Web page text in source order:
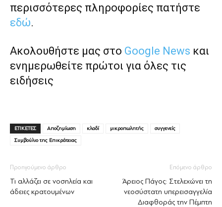
περισσότερες πληροφορίες πατήστε
εδώ.
Ακολουθήστε μας στο Google News και
ενημερωθείτε πρώτοι για όλες τις
ειδήσεις
ΕΤΙΚΕΤΕΣ Αποζημίωση κλαδί μικροπωλητής
συγγενείς
Συμβούλιο της Επικράτειας
Προηγούμενο άρθρο
Τι αλλάζει σε νοσηλεία και
άδειες κρατουμένων
Επόμενο άρθρο
Άρειος Πάγος: Στελεχώνει τη
νεοσύστατη υπερεισαγγελία
Διαφθοράς την Πέμπτη